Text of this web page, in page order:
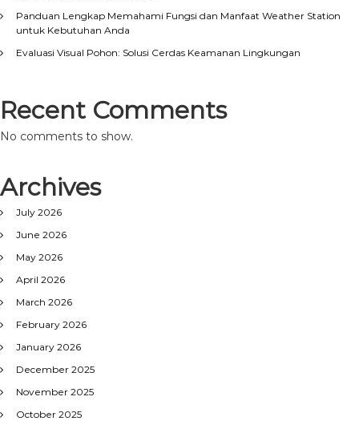
Panduan Lengkap Memahami Fungsi dan Manfaat Weather Station
untuk Kebutuhan Anda
Evaluasi Visual Pohon: Solusi Cerdas Keamanan Lingkungan
Recent Comments
No comments to show.
Archives
July 2026
June 2026
May 2026
April 2026
March 2026
February 2026
January 2026
December 2025
November 2025
October 2025